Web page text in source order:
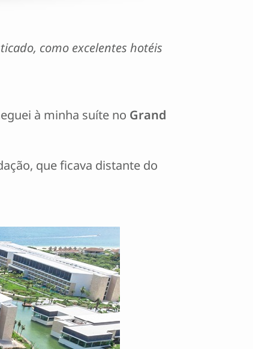
como excelentes hotéis
à minha suíte no Grand
que ficava distante do